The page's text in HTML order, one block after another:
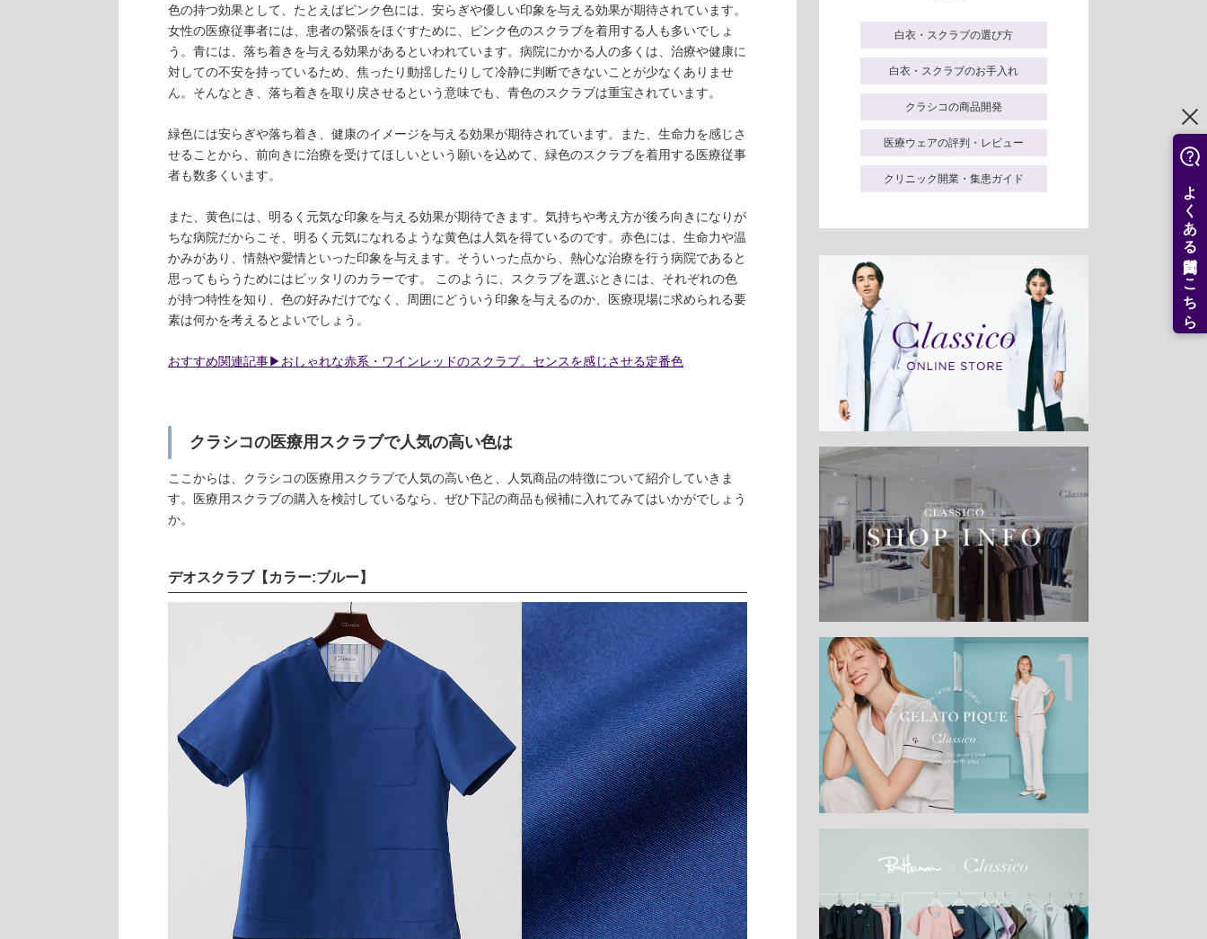
よくある質問はこちら
色の持つ効果として、たとえばピンク色には、安らぎや優しい印象を与える効果が期待されています。
女性の医療従事者には、患者の緊張をほぐすために、ピンク色のスクラブを着用する人も多いでしょ
う。青には、落ち着きを与える効果があるといわれています。病院にかかる人の多くは、治療や健康に
対しての不安を持っているため、焦ったり動揺したりして冷静に判断できないことが少なくありませ
ん。そんなとき、落ち着きを取り戻させるという意味でも、青色のスクラブは重宝されています。
緑色には安らぎや落ち着き、健康のイメージを与える効果が期待されています。また、生命力を感じさ
せることから、前向きに治療を受けてほしいという願いを込めて、緑色のスクラブを着用する医療従事
者も数多くいます。
また、黄色には、明るく元気な印象を与える効果が期待できます。気持ちや考え方が後ろ向きになりが
ちな病院だからこそ、明るく元気になれるような黄色は人気を得ているのです。赤色には、生命力や温
かみがあり、情熱や愛情といった印象を与えます。そういった点から、熱心な治療を行う病院であると
思ってもらうためにはピッタリのカラーです。 このように、スクラブを選ぶときには、それぞれの色
が持つ特性を知り、色の好みだけでなく、周囲にどういう印象を与えるのか、医療現場に求められる要
素は何かを考えるとよいでしょう。
おすすめ関連記事▶︎おしゃれな赤系・ワインレッドのスクラブ。センスを感じさせる定番色
クラシコの医療用スクラブで人気の高い色は
ここからは、クラシコの医療用スクラブで人気の高い色と、人気商品の特徴について紹介していきま
す。医療用スクラブの購入を検討しているなら、ぜひ下記の商品も候補に入れてみてはいかがでしょう
か。
デオスクラブ【カラー:ブルー】
白衣・スクラブの選び方
白衣・スクラブのお手入れ
クラシコの商品開発
医療ウェアの評判・レビュー
クリニック開業・集患ガイド